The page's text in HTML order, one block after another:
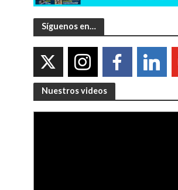
Síguenos en…
Nuestros videos